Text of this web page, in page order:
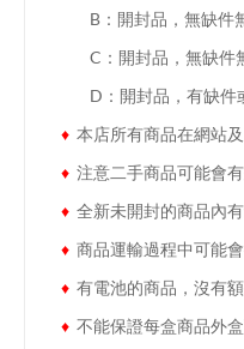
B：開封品，無缺件
C：開封品，無缺件
D：開封品，有缺件
♦ 本店所有商品在網站
♦ 注意二手商品可能會
♦ 全新未開封的商品內
♦ 商品運輸過程中可能
♦ 有電池的商品，沒有
♦ 不能保證每盒商品外